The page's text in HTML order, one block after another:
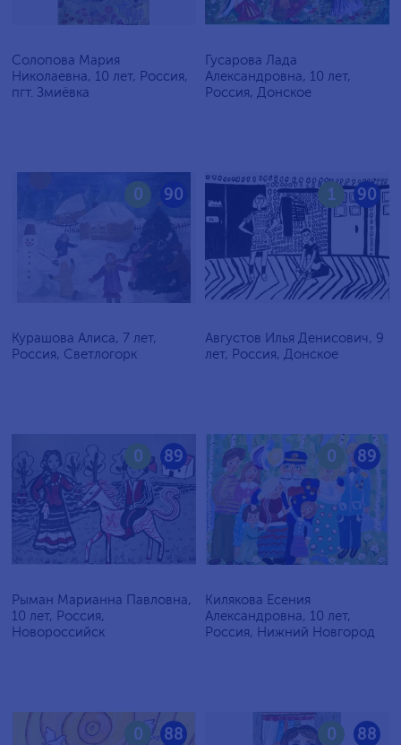
Солопова Мария
Николаевна, 10 лет, Россия,
пгт. Змиёвка
Гусарова Лада
Александровна, 10 лет,
Россия, Донское
90
0
Курашова Алиса, 7 лет,
Россия, Светлогорк
90
1
Августов Илья Денисович, 9
лет, Россия, Донское
89
0
Рыман Марианна Павловна,
10 лет, Россия,
Новороссийск
89
0
Килякова Есения
Александровна, 10 лет,
Россия, Нижний Новгород
88
0 88
0